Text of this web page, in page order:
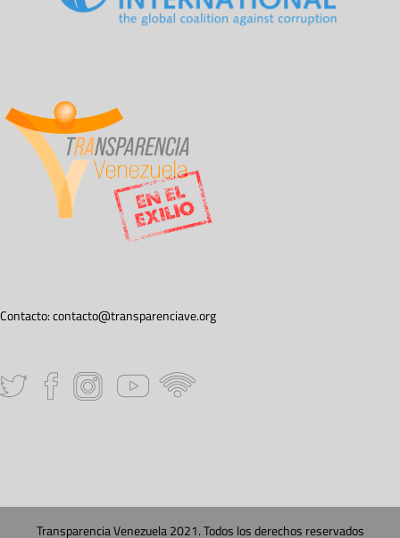
Contacto:contacto@transparenciave.org
Transparencia Venezuela 2021. Todos los derechos reservados